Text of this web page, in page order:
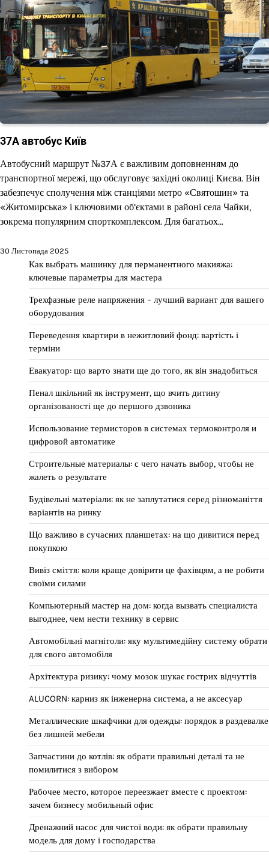
37А автобус Київ
Автобусний маршрут №37А є важливим доповненням до
транспортної мережі, що обслуговує західні околиці Києва. Він
забезпечує сполучення між станціями метро «Святошин» та
«Житомирська» і ключовими об’єктами в районі села Чайки,
зокрема популярним спорткомплексом. Для багатьох…
30 Листопада 2025
Как выбрать машинку для перманентного макияжа:
ключевые параметры для мастера
Трехфазные реле напряжения – лучший вариант для вашего
оборудования
Переведення квартири в нежитловий фонд: вартість і
терміни
Евакуатор: що варто знати ще до того, як він знадобиться
Пенал шкільний як інструмент, що вчить дитину
організованості ще до першого дзвоника
Использование термисторов в системах термоконтроля и
цифровой автоматике
Строительные материалы: с чего начать выбор, чтобы не
жалеть о результате
Будівельні матеріали: як не заплутатися серед різноманіття
варіантів на ринку
Що важливо в сучасних планшетах: на що дивитися перед
покупкою
Вивіз сміття: коли краще довірити це фахівцям, а не робити
своїми силами
Компьютерный мастер на дом: когда вызвать специалиста
выгоднее, чем нести технику в сервис
Автомобільні магнітоли: яку мультимедійну систему обрати
для свого автомобіля
Архітектура ризику: чому мозок шукає гострих відчуттів
ALUCORN: карниз як інженерна система, а не аксесуар
Металлические шкафчики для одежды: порядок в раздевалке
без лишней мебели
Запчастини до котлів: як обрати правильні деталі та не
помилитися з вибором
Рабочее место, которое переезжает вместе с проектом:
зачем бизнесу мобильный офис
Дренажний насос для чистої води: як обрати правильну
модель для дому і господарства